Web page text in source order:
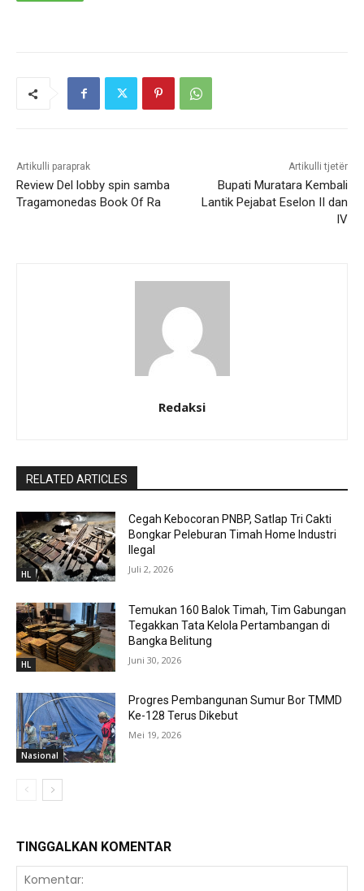
Artikulli paraprak
Review Del lobby spin samba
Tragamonedas Book Of Ra
Artikulli tjetër
Bupati Muratara Kembali
Lantik Pejabat Eselon II dan
IV
Redaksi
RELATED ARTICLES
HL
Cegah Kebocoran PNBP, Satlap Tri Cakti
Bongkar Peleburan Timah Home Industri
Ilegal
Juli 2, 2026
HL
Temukan 160 Balok Timah, Tim Gabungan
Tegakkan Tata Kelola Pertambangan di
Bangka Belitung
Juni 30, 2026
Nasional
Progres Pembangunan Sumur Bor TMMD
Ke-128 Terus Dikebut
Mei 19, 2026
TINGGALKAN KOMENTAR